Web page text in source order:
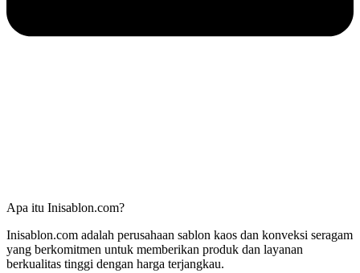
Apa itu Inisablon.com?
Inisablon.com adalah perusahaan sablon kaos dan konveksi seragam
yang berkomitmen untuk memberikan produk dan layanan
berkualitas tinggi dengan harga terjangkau.